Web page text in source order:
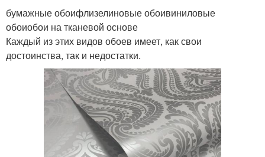
бумажные обоифлизелиновые обоивиниловые
обоиобои на тканевой основе
Каждый из этих видов обоев имеет, как свои
достоинства, так и недостатки.